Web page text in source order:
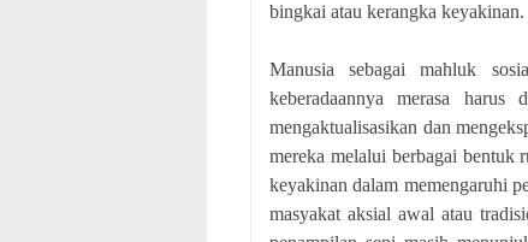
bingkai atau kerangka keyakinan.
Manusia sebagai mahluk
keberadaannya merasa
mengaktualisasikan dan
mereka melalui berbagai bentuk
keyakinan dalam memengaruhi
masyakat aksial awal atau